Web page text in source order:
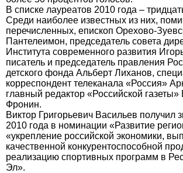
В списке лауреатов 2010 года –
Среди наиболее известных из них,
перечисленных, епископ Орехово-
Пантелеимон, председатель совета
Института современного развития
писатель и председатель правления
детского фонда Альберт Лиханов,
корреспондент телеканала «Россия»
главный редактор «Российской
Фронин.
Виктор Григорьевич Васильев получил
2010 года в номинации «Развитие
«укрепление российской экономики,
качественной конкурентоспособной
реализацию спортивных программ в
Эл».